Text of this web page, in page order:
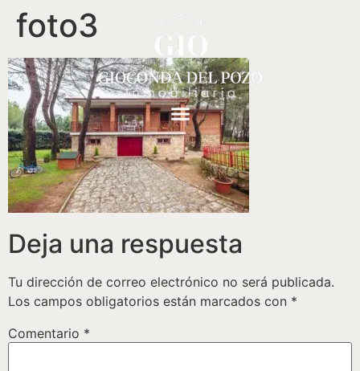
foto3
Deja una respuesta
Tu dirección de correo electrónico no será publicada.
Los campos obligatorios están marcados con *
Comentario *